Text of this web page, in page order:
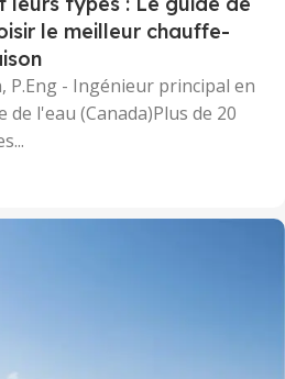
le meilleur chauffe-
P.Eng - Ingénieur principal en
de l'eau (Canada)Plus de 20